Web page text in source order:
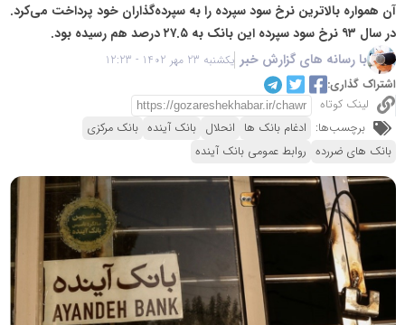
آن همواره بالاترین نرخ سود سپرده را به سپرده‌گذاران خود پرداخت می‌کرد.
در سال ۹۳ نرخ سود سپرده این بانک به ۲۷.۵ درصد هم رسیده بود.
با رسانه های گزارش خبر یکشنبه 23 مهر 1402 - 12:23
اشتراک گذاری:
لینک کوتاه
برچسب‌ها: ادغام بانک ها انحلال بانک آینده بانک مرکزی
بانک های ضررده روابط عمومی بانک آینده